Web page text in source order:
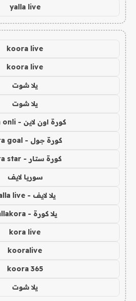
yalla live
koora live
koora live
يلا شوت
يلا شوت
كورة اون لاين - kora onli
كورة جول - kora goal
كورة ستار - kora star
سوريا لايف
يلا لايف - yalla live
يلا كورة - yallakora
kora live
kooralive
koora 365
يلا شوت